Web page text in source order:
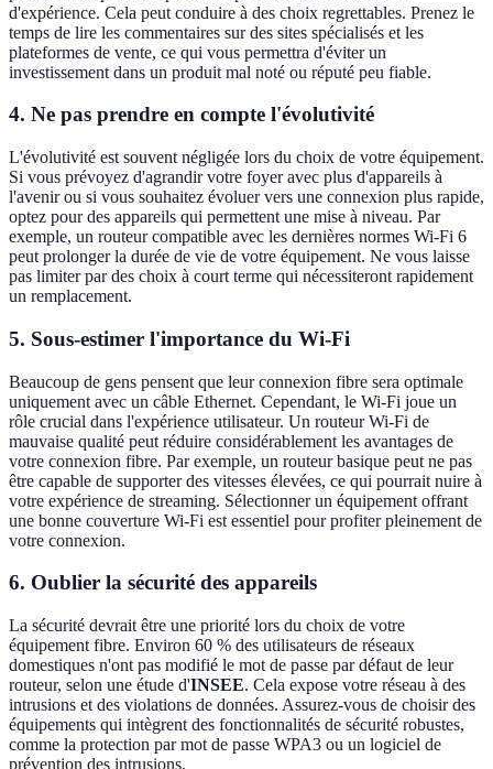
d'expérience. Cela peut conduire à des choix regrettables. Prenez le
temps de lire les commentaires sur des sites spécialisés et les
plateformes de vente, ce qui vous permettra d'éviter un
investissement dans un produit mal noté ou réputé peu fiable.
4. Ne pas prendre en compte l'évolutivité
L'évolutivité est souvent négligée lors du choix de votre équipement.
Si vous prévoyez d'agrandir votre foyer avec plus d'appareils à
l'avenir ou si vous souhaitez évoluer vers une connexion plus rapide,
optez pour des appareils qui permettent une mise à niveau. Par
exemple, un routeur compatible avec les dernières normes Wi-Fi 6
peut prolonger la durée de vie de votre équipement. Ne vous laisse
pas limiter par des choix à court terme qui nécessiteront rapidement
un remplacement.
5. Sous-estimer l'importance du Wi-Fi
Beaucoup de gens pensent que leur connexion fibre sera optimale
uniquement avec un câble Ethernet. Cependant, le Wi-Fi joue un
rôle crucial dans l'expérience utilisateur. Un routeur Wi-Fi de
mauvaise qualité peut réduire considérablement les avantages de
votre connexion fibre. Par exemple, un routeur basique peut ne pas
être capable de supporter des vitesses élevées, ce qui pourrait nuire à
votre expérience de streaming. Sélectionner un équipement offrant
une bonne couverture Wi-Fi est essentiel pour profiter pleinement de
votre connexion.
6. Oublier la sécurité des appareils
La sécurité devrait être une priorité lors du choix de votre
équipement fibre. Environ 60 % des utilisateurs de réseaux
domestiques n'ont pas modifié le mot de passe par défaut de leur
routeur, selon une étude d'INSEE. Cela expose votre réseau à des
intrusions et des violations de données. Assurez-vous de choisir des
équipements qui intègrent des fonctionnalités de sécurité robustes,
comme la protection par mot de passe WPA3 ou un logiciel de
prévention des intrusions.